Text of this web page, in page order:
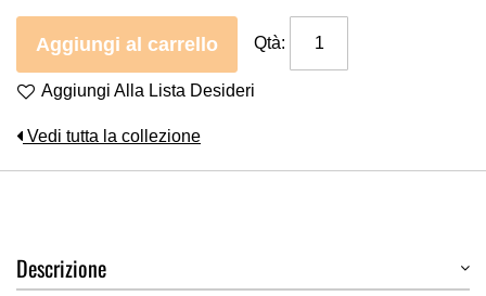
Aggiungi al carrello Qtà:
Aggiungi Alla Lista Desideri
Vedi tutta la collezione
Descrizione